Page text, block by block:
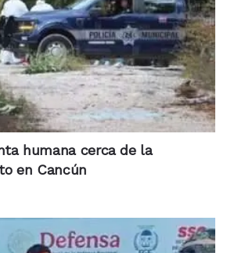
humana cerca de la
en Cancún